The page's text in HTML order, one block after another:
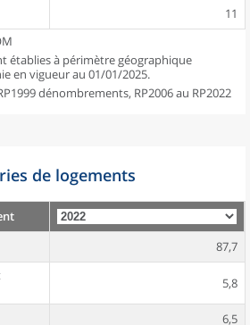
11
établies à périmètre géographique
en vigueur au 01/01/2025.
dénombrements, RP2006 au RP2022
de logements
87,7
5,8
6,5